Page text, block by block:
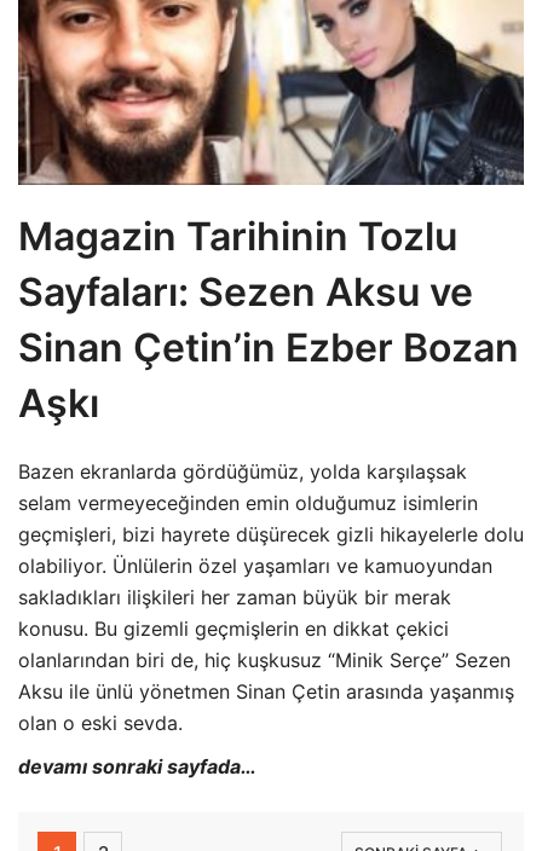
Magazin Tarihinin Tozlu
Sayfaları: Sezen Aksu ve
Sinan Çetin’in Ezber Bozan
Aşkı
Bazen ekranlarda gördüğümüz, yolda karşılaşsak
selam vermeyeceğinden emin olduğumuz isimlerin
geçmişleri, bizi hayrete düşürecek gizli hikayelerle dolu
olabiliyor. Ünlülerin özel yaşamları ve kamuoyundan
sakladıkları ilişkileri her zaman büyük bir merak
konusu. Bu gizemli geçmişlerin en dikkat çekici
olanlarından biri de, hiç kuşkusuz “Minik Serçe” Sezen
Aksu ile ünlü yönetmen Sinan Çetin arasında yaşanmış
olan o eski sevda.
devamı sonraki sayfada…